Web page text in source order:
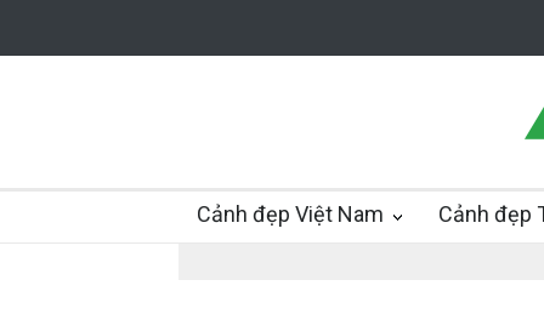
Cảnh đẹp Việt Nam Cảnh đẹp